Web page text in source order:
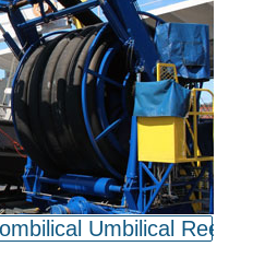
Umbilical Reel